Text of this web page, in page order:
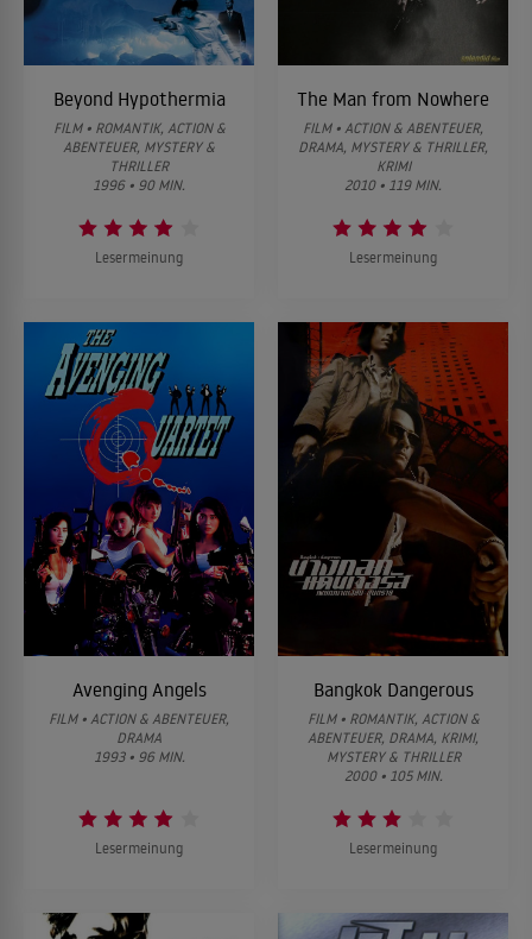
Beyond Hypothermia
FILM • ROMANTIK, ACTION &
ABENTEUER, MYSTERY &
THRILLER
1996 • 90 MIN.
Lesermeinung
The Man from Nowhere
FILM • ACTION & ABENTEUER,
DRAMA, MYSTERY & THRILLER,
KRIMI
2010 • 119 MIN.
Lesermeinung
Avenging Angels
FILM • ACTION & ABENTEUER,
DRAMA
1993 • 96 MIN.
Lesermeinung
Bangkok Dangerous
FILM • ROMANTIK, ACTION &
ABENTEUER, DRAMA, KRIMI,
MYSTERY & THRILLER
2000 • 105 MIN.
Lesermeinung